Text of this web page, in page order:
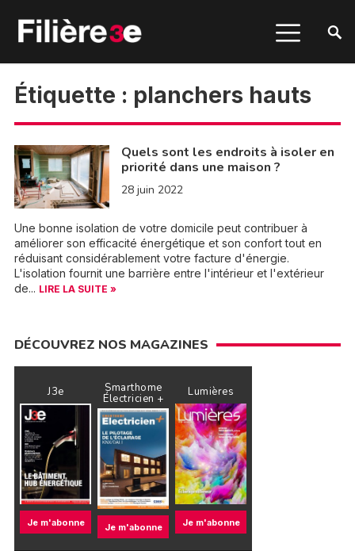
Étiquette : planchers hauts
Quels sont les endroits à isoler en
priorité dans une maison ?
28 juin 2022
Une bonne isolation de votre domicile peut contribuer à
améliorer son efficacité énergétique et son confort tout en
réduisant considérablement votre facture d'énergie.
L'isolation fournit une barrière entre l'intérieur et l'extérieur
de... LIRE LA SUITE »
DÉCOUVREZ NOS MAGAZINES
J3e
Je m'abonne
Smarthome
Électricien +
Je m'abonne
Lumières
Je m'abonne